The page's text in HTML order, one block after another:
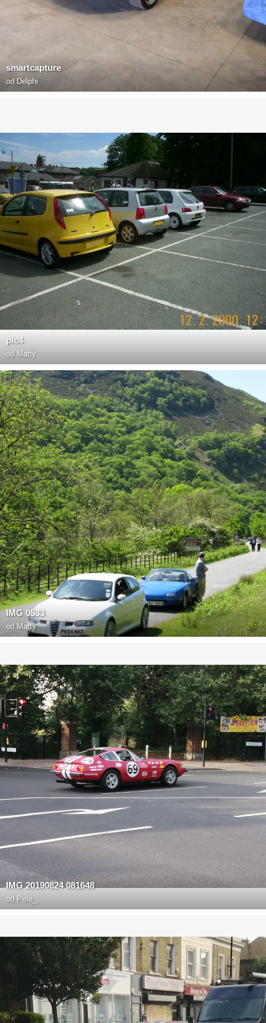
smartcapture
od Delphi
pic4
od Matty
IMG 0533
od Matty
IMG 20190824 081648
od Pete_